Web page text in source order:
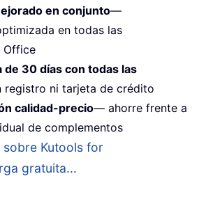
en conjunto—
en todas las
Office
de 30 días con todas las
ni tarjeta de crédito
calidad-precio— ahorre frente a
de complementos
Kutools for
gratuita...